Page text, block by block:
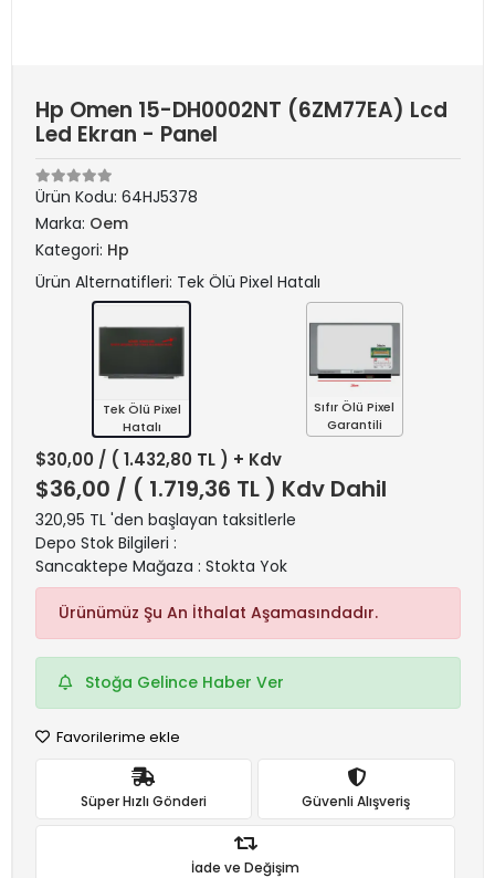
Hp Omen 15-DH0002NT (6ZM77EA) Lcd
Led Ekran - Panel
Ürün Kodu: 64HJ5378
Marka: Oem
Kategori: Hp
Ürün Alternatifleri: Tek Ölü Pixel Hatalı
Tek Ölü Pixel
Hatalı
Sıfır Ölü Pixel
Garantili
$30,00 / ( 1.432,80 TL ) + Kdv
$36,00 / ( 1.719,36 TL ) Kdv Dahil
320,95 TL 'den başlayan taksitlerle
Depo Stok Bilgileri :
Sancaktepe Mağaza : Stokta Yok
Ürünümüz Şu An İthalat Aşamasındadır.
Stoğa Gelince Haber Ver
Favorilerime ekle
Süper Hızlı Gönderi Güvenli Alışveriş
İade ve Değişim